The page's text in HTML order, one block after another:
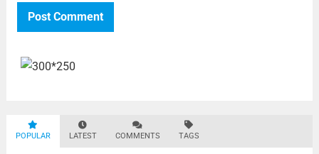
POPULAR LATEST COMMENTS TAGS